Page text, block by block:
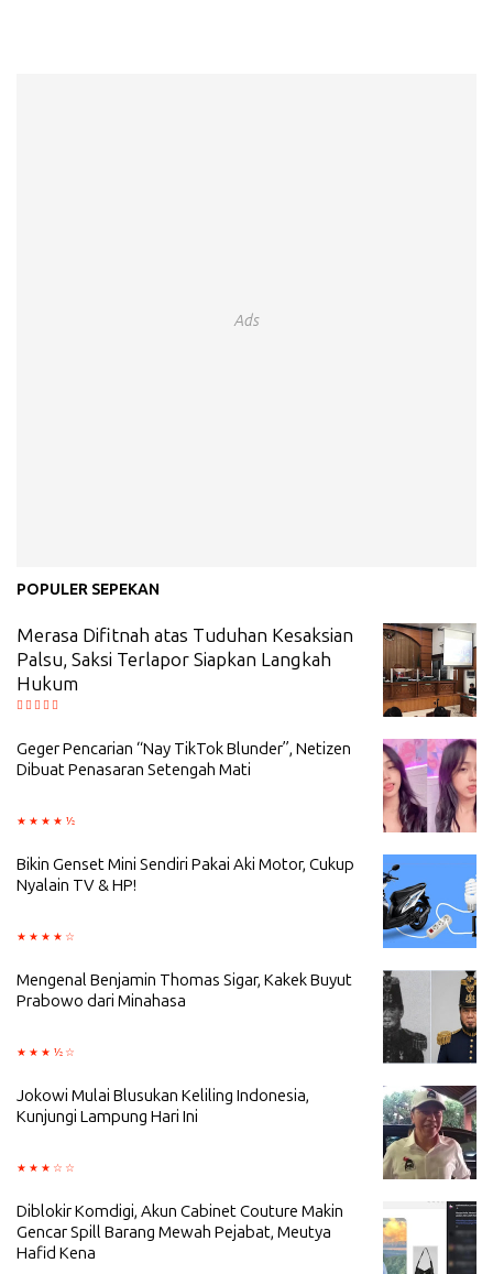
Ads
POPULER SEPEKAN
Merasa Difitnah atas Tuduhan Kesaksian
Palsu, Saksi Terlapor Siapkan Langkah
Hukum
Geger Pencarian “Nay TikTok Blunder”, Netizen
Dibuat Penasaran Setengah Mati
Bikin Genset Mini Sendiri Pakai Aki Motor, Cukup
Nyalain TV & HP!
Mengenal Benjamin Thomas Sigar, Kakek Buyut
Prabowo dari Minahasa
Jokowi Mulai Blusukan Keliling Indonesia,
Kunjungi Lampung Hari Ini
Diblokir Komdigi, Akun Cabinet Couture Makin
Gencar Spill Barang Mewah Pejabat, Meutya
Hafid Kena